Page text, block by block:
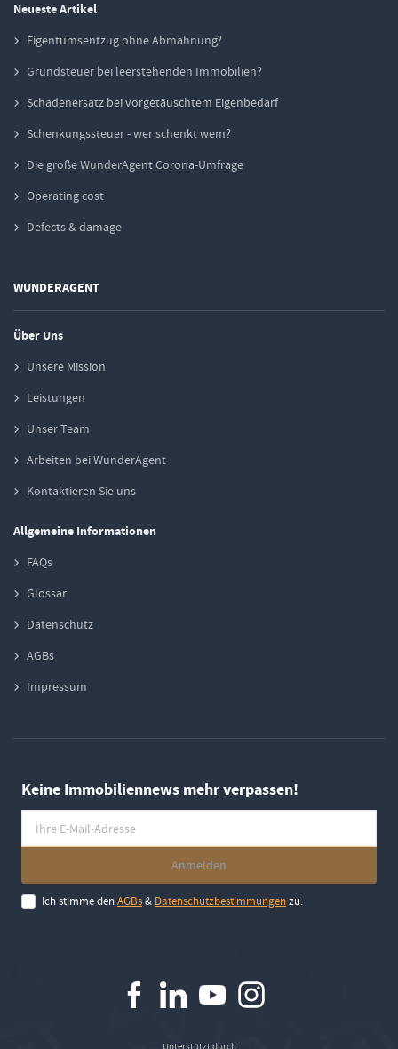
Neueste Artikel
Eigentumsentzug ohne Abmahnung?
Grundsteuer bei leerstehenden Immobilien?
Schadenersatz bei vorgetäuschtem Eigenbedarf
Schenkungssteuer - wer schenkt wem?
Die große WunderAgent Corona-Umfrage
Operating cost
Defects & damage
WUNDERAGENT
Über Uns
Unsere Mission
Leistungen
Unser Team
Arbeiten bei WunderAgent
Kontaktieren Sie uns
Allgemeine Informationen
FAQs
Glossar
Datenschutz
AGBs
Impressum
Keine Immobiliennews mehr verpassen!
Ich stimme denAGBs& Datenschutzbestimmungenzu.